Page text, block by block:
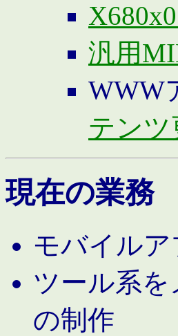
汎用
WWW
テン
現在の業務
モバイルア
ツール系
の制作